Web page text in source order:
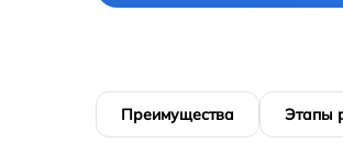
Преимущества Этапы